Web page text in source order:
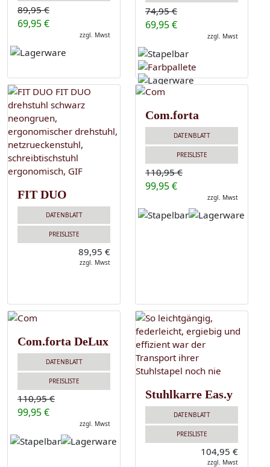
89,95 €
69,95 €
zzgl. Mwst
74,95 €
69,95 €
zzgl. Mwst
FIT DUO
DATENBLATT
PREISLISTE
89,95 €
zzgl. Mwst
Com.forta
DATENBLATT
PREISLISTE
110,95 €
99,95 €
zzgl. Mwst
Com.forta DeLux
DATENBLATT
PREISLISTE
110,95 €
99,95 €
zzgl. Mwst
Stuhlkarre Eas.y
DATENBLATT
PREISLISTE
104,95 €
zzgl. Mwst